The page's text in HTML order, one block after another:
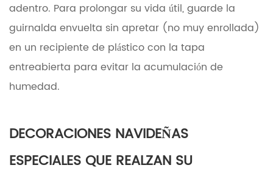
adentro. Para prolongar su vida útil, guarde la
guirnalda envuelta sin apretar (no muy enrollada)
en un recipiente de plástico con la tapa
entreabierta para evitar la acumulación de
humedad.
DECORACIONES NAVIDEÑAS
ESPECIALES QUE REALZAN SU